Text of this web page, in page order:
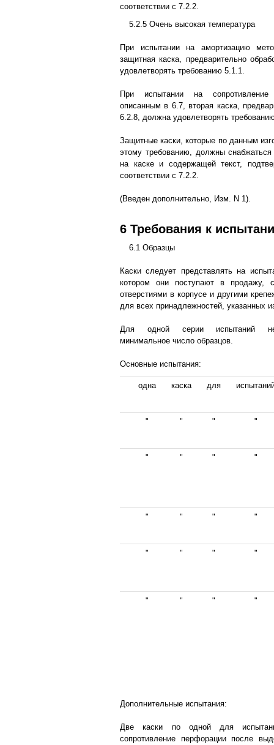
соответствии с 7.2.2.
5.2.5 Очень высокая температура
При испытании на амортизацию
защитная каска, предварительно
удовлетворять требованию 5.1.1.
При испытании на
описанным в 6.7, вторая каска,
6.2.8, должна удовлетворять
Защитные каски, которые по данным
этому требованию, должны снабжаться
на каске и содержащей текст,
соответствии с 7.2.2.
(Введен дополнительно, Изм. N 1).
6 Требования к
6.1 Образцы
Каски следует представлять на
котором они поступают в продажу,
отверстиями в корпусе и другими
для всех принадлежностей, указанных
Для одной серии испытаний
минимальное число образцов.
Основные испытания:
одна каска для
" " " "
" " " "
" " " "
" " " "
" " " "
Дополнительные испытания:
Две каски по одной для
сопротивление перфорации после